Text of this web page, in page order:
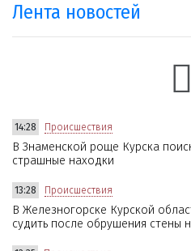
Лента новостей
14:28 Происшествия
В Знаменской роще Курска
страшные находки
13:28 Происшествия
В Железногорске Курской
судить после обрушения стены